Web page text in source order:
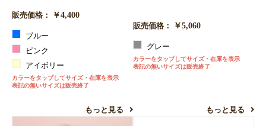
販売価格： ￥4,400
ブルー
ピンク
アイボリー
カラーをタップしてサイズ・在庫を表示
表記の無いサイズは販売終了
もっと見る
販売価格： ￥5,060
グレー
カラーをタップしてサイズ・在庫を表示
表記の無いサイズは販売終了
もっと見る